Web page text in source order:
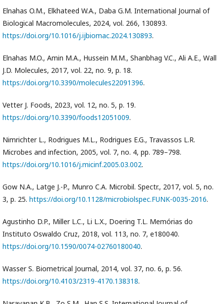
Elnahas O.M., Elkhateed W.A., Daba G.M. International Journal of
Biological Macromolecules, 2024, vol. 266, 130893.
https://doi.org/10.1016/j.ijbiomac.2024.130893.
Elnahas M.O., Amin M.A., Hussein M.M., Shanbhag V.C., Ali A.E., Wall
J.D. Molecules, 2017, vol. 22, no. 9, p. 18.
https://doi.org/10.3390/molecules22091396.
Vetter J. Foods, 2023, vol. 12, no. 5, p. 19.
https://doi.org/10.3390/foods12051009.
Nimrichter L., Rodrigues M.L., Rodrigues E.G., Travassos L.R.
Microbes and infection, 2005, vol. 7, no. 4, pp. 789–798.
https://doi.org/10.1016/j.micinf.2005.03.002.
Gow N.A., Latge J.-P., Munro C.A. Microbil. Spectr., 2017, vol. 5, no.
3, p. 25. https://doi.org/10.1128/microbiolspec.FUNK-0035-2016.
Agustinho D.P., Miller L.C., Li L.X., Doering T.L. Memórias do
Instituto Oswaldo Cruz, 2018, vol. 113, no. 7, e180040.
https://doi.org/10.1590/0074-02760180040.
Wasser S. Biometrical Journal, 2014, vol. 37, no. 6, p. 56.
https://doi.org/10.4103/2319-4170.138318.